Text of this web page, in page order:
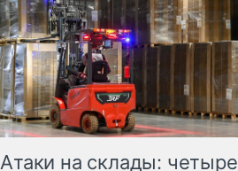
Атаки на склады: четыре